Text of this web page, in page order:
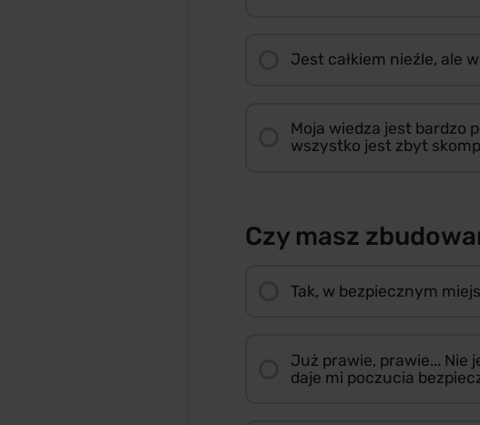
Jest całkiem nieźle, ale
Moja wiedza jest bardzo
wszystko jest zbyt
Czy masz
Tak, w bezpiecznym
Już prawie, prawie... Nie
daje mi poczucia